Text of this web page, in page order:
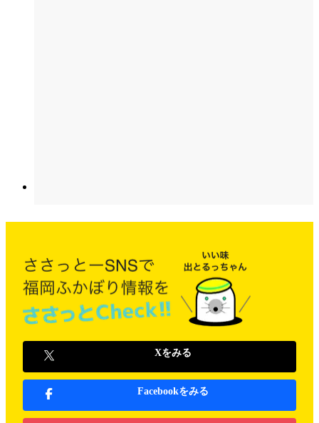
Xをみる
Facebookをみる